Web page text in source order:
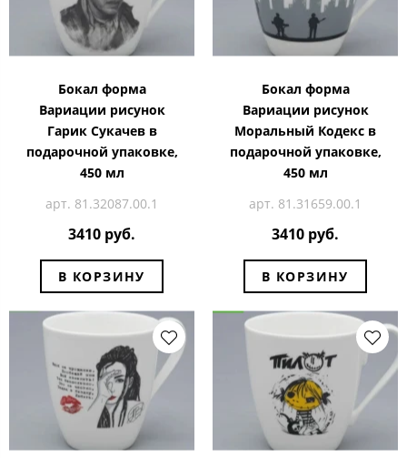
Бокал форма
Вариации рисунок
Гарик Сукачев в
подарочной упаковке,
450 мл
арт. 81.32087.00.1
3410 руб.
В КОРЗИНУ
Бокал форма
Вариации рисунок
Моральный Кодекс в
подарочной упаковке,
450 мл
арт. 81.31659.00.1
3410 руб.
В КОРЗИНУ